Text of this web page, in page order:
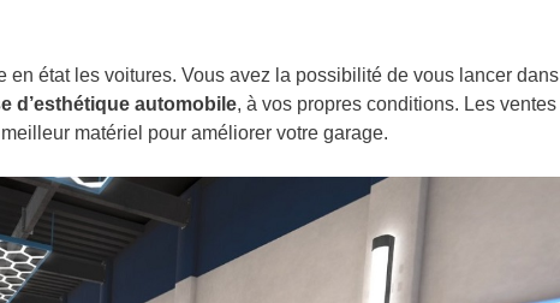
état les voitures. Vous avez la possibilité de vous lancer dans
d’esthétique automobile, à vos propres conditions. Les ventes
matériel pour améliorer votre garage.